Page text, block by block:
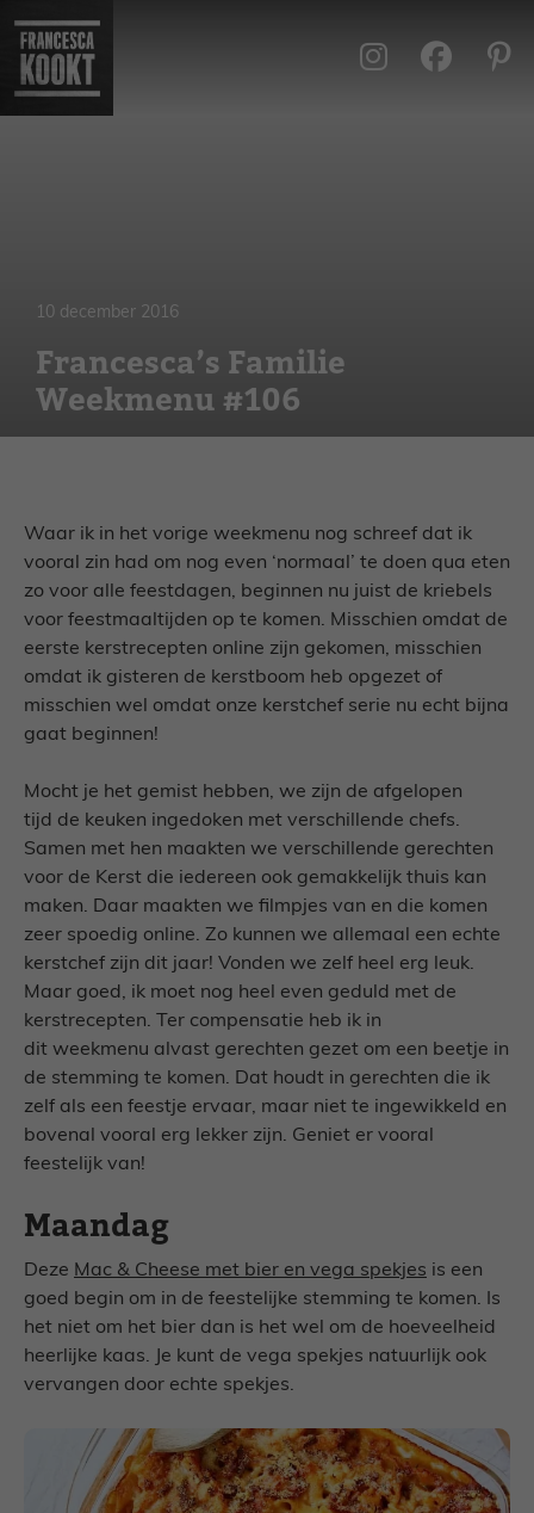
naar
inhoud
10 december 2016
Francesca’s Familie
Weekmenu #106
Waar ik in het vorige weekmenu nog schreef dat ik
vooral zin had om nog even ‘normaal’ te doen qua eten
zo voor alle feestdagen, beginnen nu juist de kriebels
voor feestmaaltijden op te komen. Misschien omdat de
eerste kerstrecepten online zijn gekomen, misschien
omdat ik gisteren de kerstboom heb opgezet of
misschien wel omdat onze kerstchef serie nu echt bijna
gaat beginnen!
Mocht je het gemist hebben, we zijn de afgelopen
tijd de keuken ingedoken met verschillende chefs.
Samen met hen maakten we verschillende gerechten
voor de Kerst die iedereen ook gemakkelijk thuis kan
maken. Daar maakten we filmpjes van en die komen
zeer spoedig online. Zo kunnen we allemaal een echte
kerstchef zijn dit jaar! Vonden we zelf heel erg leuk.
Maar goed, ik moet nog heel even geduld met de
kerstrecepten. Ter compensatie heb ik in
dit weekmenu alvast gerechten gezet om een beetje in
de stemming te komen. Dat houdt in gerechten die ik
zelf als een feestje ervaar, maar niet te ingewikkeld en
bovenal vooral erg lekker zijn. Geniet er vooral
feestelijk van!
Maandag
Deze Mac & Cheese met bier en vega spekjes is een
goed begin om in de feestelijke stemming te komen. Is
het niet om het bier dan is het wel om de hoeveelheid
heerlijke kaas. Je kunt de vega spekjes natuurlijk ook
vervangen door echte spekjes.